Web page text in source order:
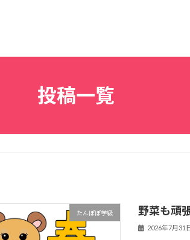
投稿一覧
たんぽぽ学級 野菜も頑
2026年7月31